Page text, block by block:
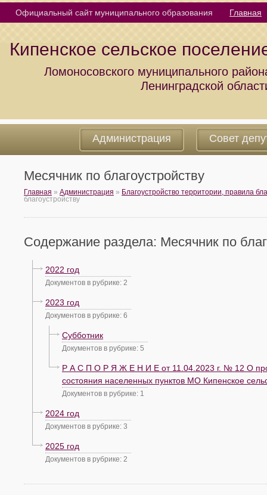
Официальный сайт муниципального образования Главная
Кипенское сельское
Ломоносовского муниципального
Ленинградской
Администрация Совет
Месячник по благоустройству
Главная » Администрация » Благоустройство территории, правила
благоустройству
Содержание раздела: Месячник по
2022 год
Документов в рубрике: 2
2023 год
Документов в рубрике: 6
Субботник
Документов в рубрике: 5
Р А С П О Р Я Ж Е Н И Е от 11.04.2023 г. № 12 О
состояния населенных пунктов МО Кипенское
Документов в рубрике: 1
2024 год
Документов в рубрике: 3
2025 год
Документов в рубрике: 2